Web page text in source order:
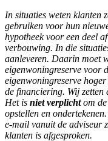
In situaties weten klanten
gebruiken voor hun
hypotheek voor een deel
verbouwing. In die
aanleveren. Daarin moet
eigenwoningreserve voor
eigenwoningreserve
de financiering. Wij zetten
Het is niet verplichtom
opstellen en
e-mail vanuit de adviseur
klanten is afgesproken.